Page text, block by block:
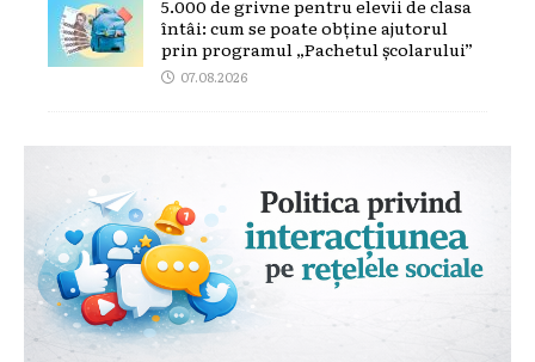
5.000 de grivne pentru elevii de clasa
întâi: cum se poate obține ajutorul
prin programul „Pachetul școlarului”
07.08.2026